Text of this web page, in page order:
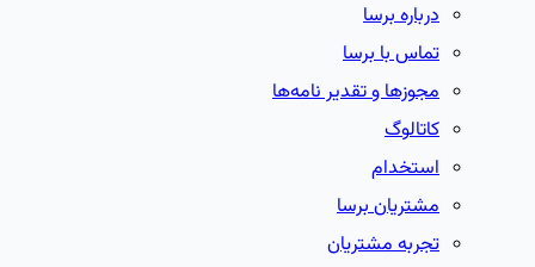
درباره برسا
تماس با برسا
مجوزها و تقدیر نامه‌ها
کاتالوگ
استخدام
مشتریان برسا
تجربه مشتریان